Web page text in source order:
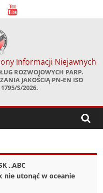
Informacji Niejawnych
ROZWOJOWYCH PARP.
JAKOŚCIĄ PN-EN ISO
S/2026.
„ABC
nie utonąć w oceanie